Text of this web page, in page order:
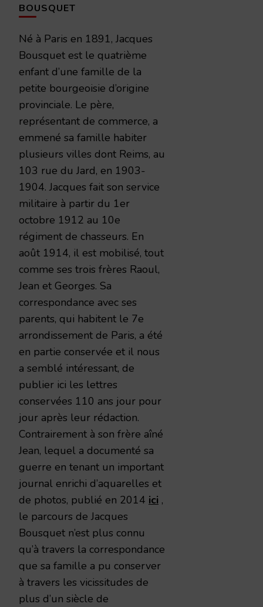
BOUSQUET
Né à Paris en 1891, Jacques
Bousquet est le quatrième
enfant d’une famille de la
petite bourgeoisie d’origine
provinciale. Le père,
représentant de commerce, a
emmené sa famille habiter
plusieurs villes dont Reims, au
103 rue du Jard, en 1903-
1904. Jacques fait son service
militaire à partir du 1er
octobre 1912 au 10e
régiment de chasseurs. En
août 1914, il est mobilisé, tout
comme ses trois frères Raoul,
Jean et Georges. Sa
correspondance avec ses
parents, qui habitent le 7e
arrondissement de Paris, a été
en partie conservée et il nous
a semblé intéressant, de
publier ici les lettres
conservées 110 ans jour pour
jour après leur rédaction.
Contrairement à son frère aîné
Jean, lequel a documenté sa
guerre en tenant un important
journal enrichi d’aquarelles et
de photos, publié en 2014 ici ,
le parcours de Jacques
Bousquet n’est plus connu
qu’à travers la correspondance
que sa famille a pu conserver
à travers les vicissitudes de
plus d’un siècle de